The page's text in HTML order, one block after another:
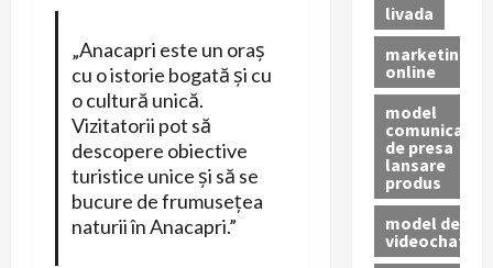
„Anacapri este un oraș
cu o istorie bogată și cu
o cultură unică.
Vizitatorii pot să
descopere obiective
turistice unice și să se
bucure de frumusețea
naturii în Anacapri.”
livada
marketing
online
model
comunicat
de presa
lansare
produs
model de
videochat